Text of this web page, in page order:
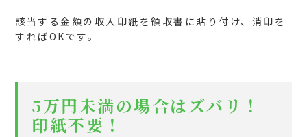
該当する金額の収入印紙を領収書に貼り付け、消印を
すればOKです。
5万円未満の場合はズバリ！
印紙不要！